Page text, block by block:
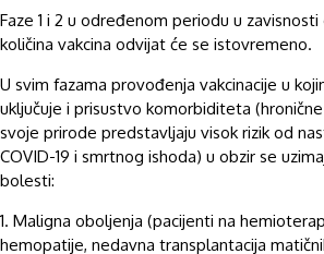
Faze 1 i 2 u određenom periodu u
količina vakcina odvijat će se istovremeno.
U svim fazama provođenja vakcinacije u
uključuje i prisustvo komorbiditeta
svoje prirode predstavljaju visok rizik od
COVID-19 i smrtnog ishoda) u obzir se
bolesti:
1. Maligna oboljenja (pacijenti na
hemopatije, nedavna transplantacija